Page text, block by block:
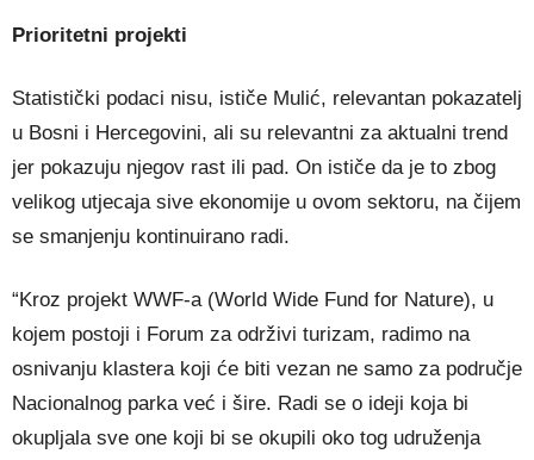
Prioritetni projekti
Statistički podaci nisu, ističe Mulić, relevantan pokazatelj
u Bosni i Hercegovini, ali su relevantni za aktualni trend
jer pokazuju njegov rast ili pad. On ističe da je to zbog
velikog utjecaja sive ekonomije u ovom sektoru, na čijem
se smanjenju kontinuirano radi.
“Kroz projekt WWF-a (World Wide Fund for Nature), u
kojem postoji i Forum za održivi turizam, radimo na
osnivanju klastera koji će biti vezan ne samo za područje
Nacionalnog parka već i šire. Radi se o ideji koja bi
okupljala sve one koji bi se okupili oko tog udruženja